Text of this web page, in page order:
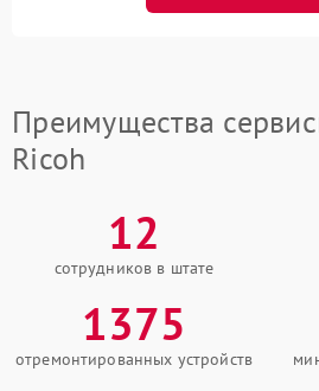
Преимущества
Ricoh
12
сотрудников в штате
1375
отремонтированных устройств